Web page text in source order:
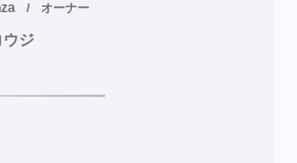
オーナー
ウジ